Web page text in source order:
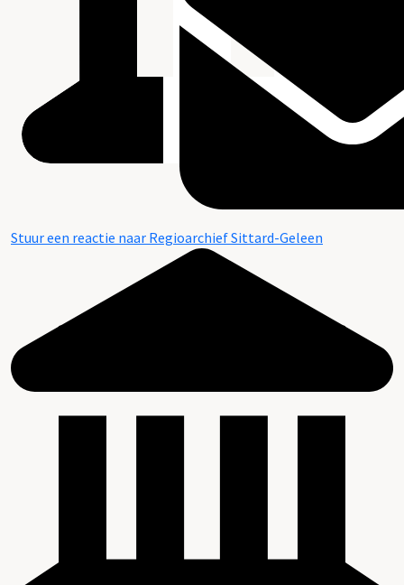
Stuur een reactie naar Regioarchief Sittard-Geleen